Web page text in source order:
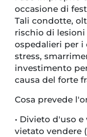
occasione di
Tali condotte,
rischio di
ospedalieri per
stress,
investimento
causa del forte
Cosa prevede
• Divieto d'uso e
vietato vendere